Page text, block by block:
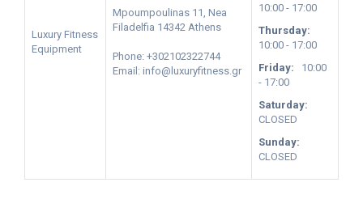
Luxury Fitness
Equipment
Mpoumpoulinas 11, Nea
Filadelfia 14342 Athens
Phone: +302102322744
Email: info@luxuryfitness.gr
10:00 - 17:00
Thursday:
10:00 - 17:00
Friday:
10:00
- 17:00
Saturday:
CLOSED
Sunday:
CLOSED